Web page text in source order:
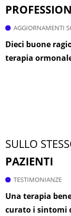
AGGIORNAMENTI
Dieci buone
terapia
SULLO
PAZIENTI
TESTIMONIANZE
Una terapia
curato i sintomi